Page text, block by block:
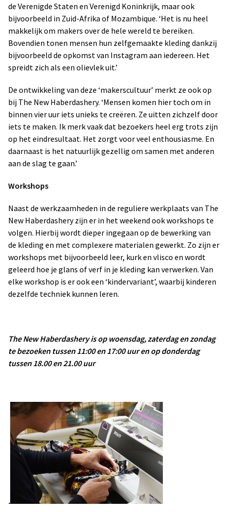
de Verenigde Staten en Verenigd Koninkrijk, maar ook
bijvoorbeeld in Zuid-Afrika of Mozambique. ‘Het is nu heel
makkelijk om makers over de hele wereld te bereiken.
Bovendien tonen mensen hun zelfgemaakte kleding dankzij
bijvoorbeeld de opkomst van Instagram aan iedereen. Het
spreidt zich als een olievlek uit.’
De ontwikkeling van deze ‘makerscultuur’ merkt ze ook op
bij The New Haberdashery. ‘Mensen komen hier toch om in
binnen vier uur iets unieks te creëren. Ze uitten zichzelf door
iets te maken. Ik merk vaak dat bezoekers heel erg trots zijn
op het eindresultaat. Het zorgt voor veel enthousiasme. En
daarnaast is het natuurlijk gezellig om samen met anderen
aan de slag te gaan.’
Workshops
Naast de werkzaamheden in de reguliere werkplaats van The
New Haberdashery zijn er in het weekend ook workshops te
volgen. Hierbij wordt dieper ingegaan op de bewerking van
de kleding en met complexere materialen gewerkt. Zo zijn er
workshops met bijvoorbeeld leer, kurk en vlisco en wordt
geleerd hoe je glans of verf in je kleding kan verwerken. Van
elke workshop is er ook een ‘kindervariant’, waarbij kinderen
dezelfde techniek kunnen leren.
The New Haberdashery is op woensdag, zaterdag en zondag
te bezoeken tussen 11:00 en 17:00 uur en op donderdag
tussen 18.00 en 21.00 uur
.